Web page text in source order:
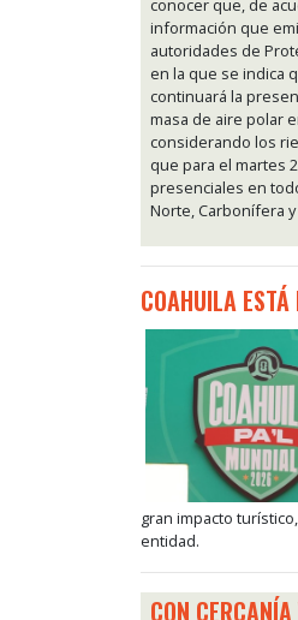
conocer que, de
información que
autoridades de
en la que se indica
continuará la
masa de aire polar
considerando los
que para el martes
presenciales en
Norte, Carbonífera
COAHUILA
gran impacto
entidad.
CON